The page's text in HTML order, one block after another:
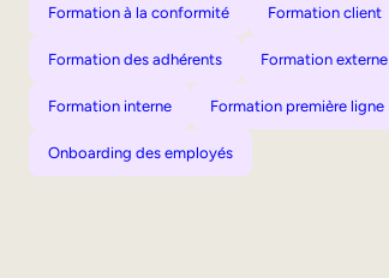
Formation à la conformité Formation client
Formation des adhérents Formation externe
Formation interne Formation première ligne
Onboarding des employés